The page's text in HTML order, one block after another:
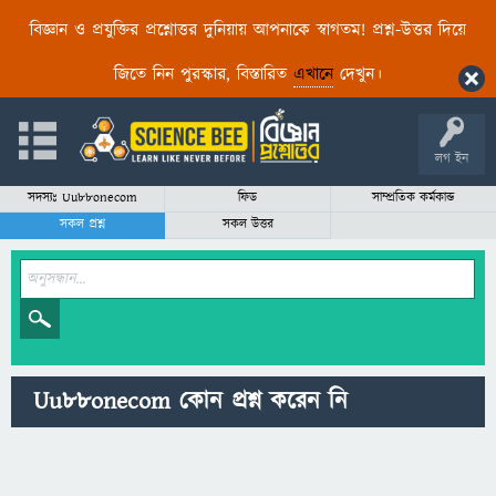
বিজ্ঞান ও প্রযুক্তির প্রশ্নোত্তর দুনিয়ায় আপনাকে স্বাগতম! প্রশ্ন-উত্তর দিয়ে
জিতে নিন পুরস্কার, বিস্তারিত এখানেদেখুন।
লগ ইন
সদস্যঃ Uu88onecom ফিড
সাম্প্রতিক কর্মকান্ড
সকল প্রশ্ন
সকল উত্তর
Uu88onecom কোন প্রশ্ন করেন নি